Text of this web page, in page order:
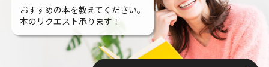
おすすめの本を教えてください。
本のリクエスト承ります！